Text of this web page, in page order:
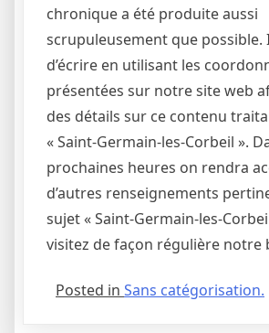
chronique a été produite aussi
scrupuleusement que possible.
d’écrire en utilisant les
présentées sur notre site web
des détails sur ce contenu
« Saint-Germain-les-Corbeil ».
prochaines heures on rendra
d’autres renseignements
sujet « Saint-Germain-les-
visitez de façon régulière notre
Posted in Sans catégorisation.